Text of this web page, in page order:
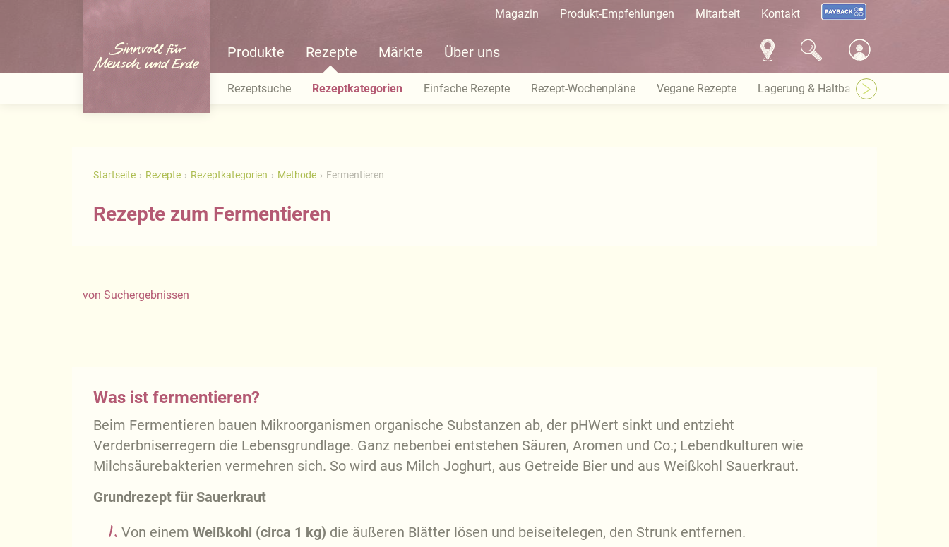
Magazin Produkt-Empfehlungen Mitarbeit Kontakt
Produkte Rezepte Märkte Über uns
Rezeptsuche Rezeptkategorien Einfache Rezepte Rezept-Wochenpläne Vegane Rezepte Lagerung & Haltbarkeit
Startseite Rezepte Rezeptkategorien Methode Fermentieren
Rezepte zum Fermentieren
von Suchergebnissen
Was ist fermentieren?
Beim Fermentieren bauen Mikroorganismen organische Substanzen ab, der pHWert sinkt und entzieht
Verderbniserregern die Lebensgrundlage. Ganz nebenbei entstehen Säuren, Aromen und Co.; Lebendkulturen wie
Milchsäurebakterien vermehren sich. So wird aus Milch Joghurt, aus Getreide Bier und aus Weißkohl Sauerkraut.
Grundrezept für Sauerkraut
Von einem Weißkohl (circa 1 kg) die äußeren Blätter lösen und beiseitelegen, den Strunk entfernen.